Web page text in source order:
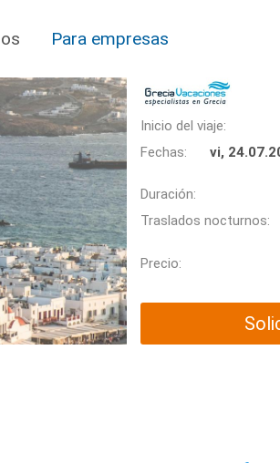
Para empresas
Inicio del viaje:
Fechas:
vi,
Duración:
Traslados nocturnos:
Precio: